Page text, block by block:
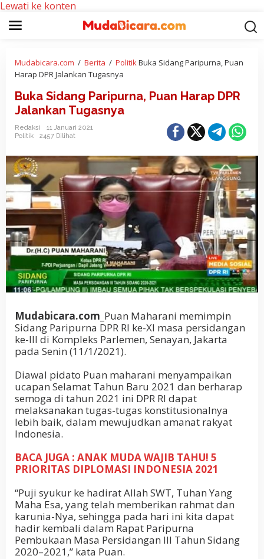
Lewati ke konten
Mudabicara.com / Berita / PolitikBuka Sidang Paripurna, Puan
Harap DPR Jalankan Tugasnya
Buka Sidang Paripurna, Puan Harap DPR
Jalankan Tugasnya
Redaksi
11 Januari 2021
Politik
2457 Dilihat
Mudabicara.com_ Puan Maharani memimpin
Sidang Paripurna DPR RI ke-XI masa persidangan
ke-III di Kompleks Parlemen, Senayan, Jakarta
pada Senin (11/1/2021).
Diawal pidato Puan maharani menyampaikan
ucapan Selamat Tahun Baru 2021 dan berharap
semoga di tahun 2021 ini DPR RI dapat
melaksanakan tugas-tugas konstitusionalnya
lebih baik, dalam mewujudkan amanat rakyat
Indonesia.
BACA JUGA : ANAK MUDA WAJIB TAHU! 5
PRIORITAS DIPLOMASI INDONESIA 2021
“Puji syukur ke hadirat Allah SWT, Tuhan Yang
Maha Esa, yang telah memberikan rahmat dan
karunia-Nya, sehingga pada hari ini kita dapat
hadir kembali dalam Rapat Paripurna
Pembukaan Masa Persidangan III Tahun Sidang
2020–2021,” kata Puan.